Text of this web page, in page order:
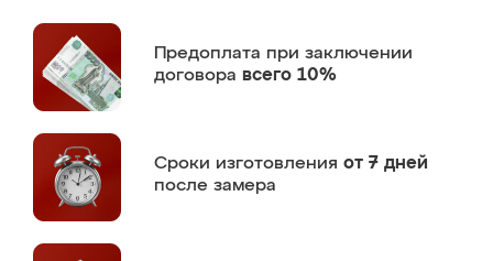
Предоплата при заключении
договора всего 10%
Сроки изготовления от 7 дней
после замера